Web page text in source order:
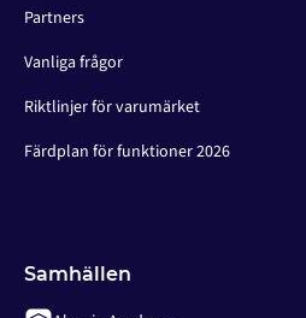
Partners
Vanliga frågor
Riktlinjer för varumärket
Färdplan för funktioner 2026
Samhällen